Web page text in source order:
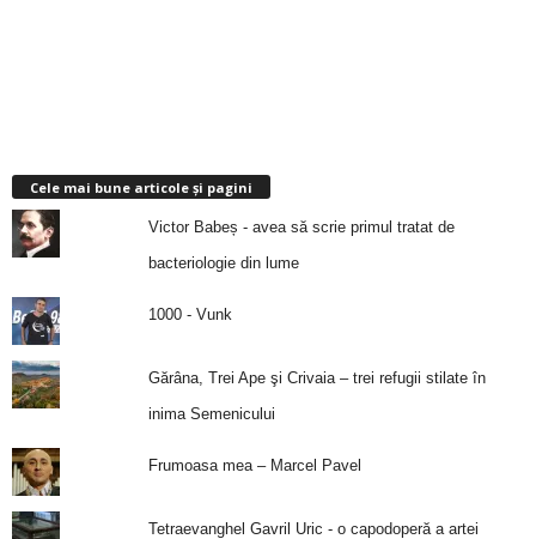
Cele mai bune articole și pagini
Victor Babeș - avea să scrie primul tratat de
bacteriologie din lume
1000 - Vunk
Gărâna, Trei Ape şi Crivaia – trei refugii stilate în
inima Semenicului
Frumoasa mea – Marcel Pavel
Tetraevanghel Gavril Uric - o capodoperă a artei